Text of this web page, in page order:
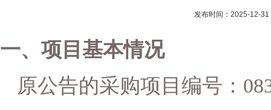
发布时间：2025-12-
一、项目基本情况
原公告的采购项目编号：